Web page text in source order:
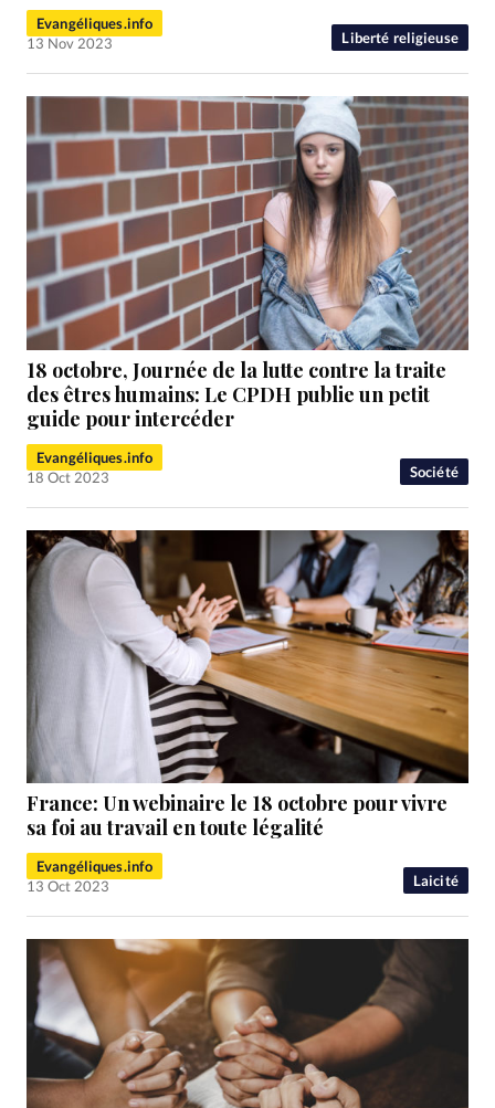
Liberté religieuse
Evangéliques.info
13 Nov 2023
Société
18 octobre, Journée de la lutte contre la traite
des êtres humains: Le CPDH publie un petit
guide pour intercéder
Evangéliques.info
18 Oct 2023
Laicité
France: Un webinaire le 18 octobre pour vivre
sa foi au travail en toute légalité
Evangéliques.info
13 Oct 2023